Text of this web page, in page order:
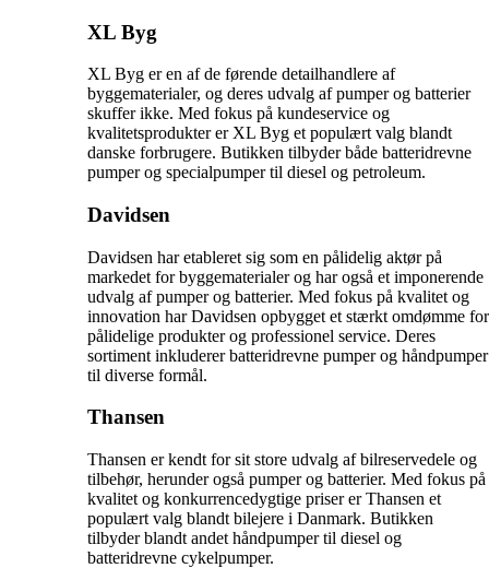
XL Byg
XL Byg er en af de førende detailhandlere af
byggematerialer, og deres udvalg af pumper og batterier
skuffer ikke. Med fokus på kundeservice og
kvalitetsprodukter er XL Byg et populært valg blandt
danske forbrugere. Butikken tilbyder både batteridrevne
pumper og specialpumper til diesel og petroleum.
Davidsen
Davidsen har etableret sig som en pålidelig aktør på
markedet for byggematerialer og har også et imponerende
udvalg af pumper og batterier. Med fokus på kvalitet og
innovation har Davidsen opbygget et stærkt omdømme for
pålidelige produkter og professionel service. Deres
sortiment inkluderer batteridrevne pumper og håndpumper
til diverse formål.
Thansen
Thansen er kendt for sit store udvalg af bilreservedele og
tilbehør, herunder også pumper og batterier. Med fokus på
kvalitet og konkurrencedygtige priser er Thansen et
populært valg blandt bilejere i Danmark. Butikken
tilbyder blandt andet håndpumper til diesel og
batteridrevne cykelpumper.